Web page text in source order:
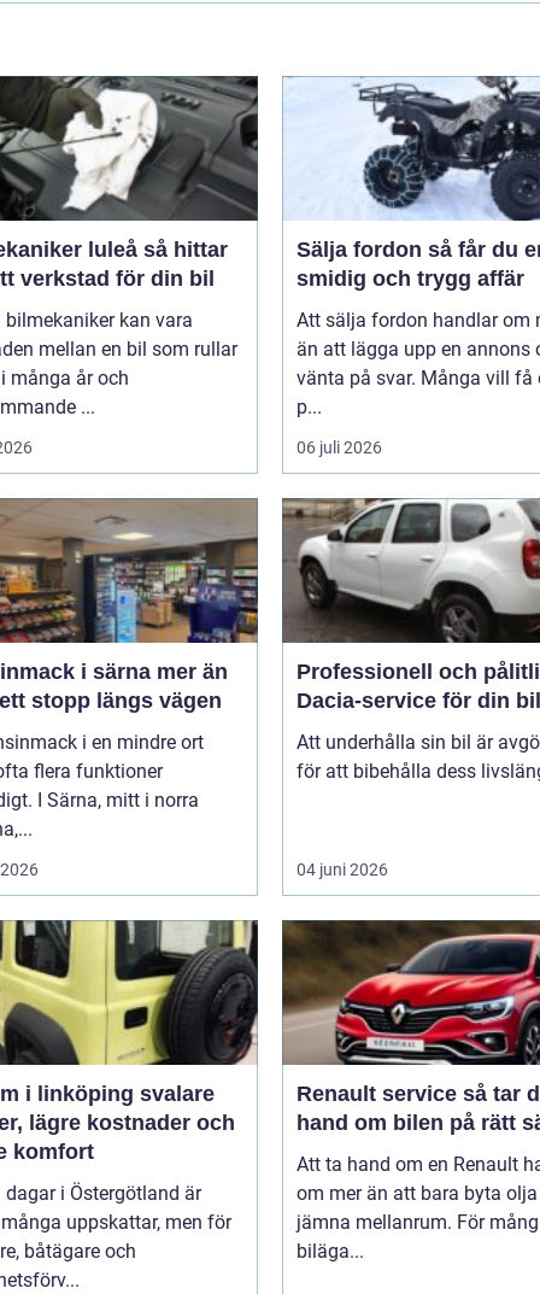
luleå så hittar
verkstad för din bil
bilmekaniker kan vara
mellan en bil som rullar
många år och
...
Sälja fordon så får du en
smidig och trygg affär
Att sälja fordon handlar om
än att lägga upp en annons
vänta på svar. Många vill få
p...
06 juli 2026
i särna mer än
stopp längs vägen
i en mindre ort
flera funktioner
I Särna, mitt i norra
Professionell och
Dacia-service för din bil
Att underhålla sin bil är
för att bibehålla dess
04 juni 2026
linköping svalare
lägre kostnader och
komfort
dagar i Östergötland är
uppskattar, men för
båtägare och
Renault service så tar du
hand om bilen på rätt
Att ta hand om en Renault
om mer än att bara byta
jämna mellanrum. För
biläga...